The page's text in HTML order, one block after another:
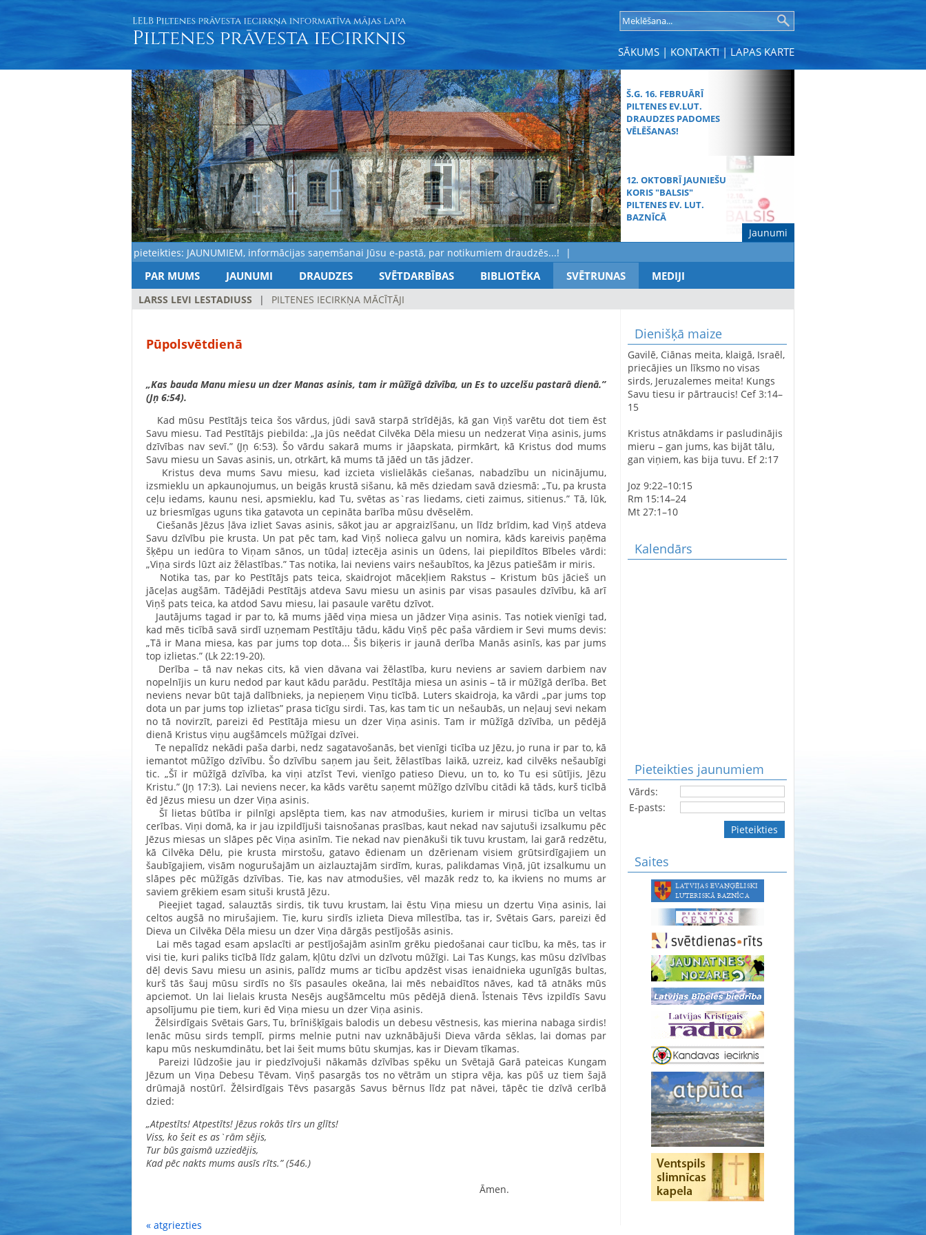
SĀKUMS | KONTAKTI| LAPAS KARTE
Š.G. 16. FEBRUĀRĪ
PILTENES EV.LUT.
DRAUDZES PADOMES
VĒLĒŠANAS!
12. OKTOBRĪ JAUNIEŠU
KORIS "BALSIS"
PILTENES EV. LUT.
BAZNĪCĀ
MŪŽĪBAS SVĒTDIENAS
DIEVKALPOJUMS
LATVIJAS SIMTGADEI
VELTĪTS
DIEVKALPOJUMS
SPĀRES BAZNĪCĀ
SPĀRES EVAŅĢĒLISKI
LUTERISKAJAI BAZNĪCAI
360
AVE MARIS STELLA
Jaunumi
Aicinām pieteikties: JAUNUMIEM, informācijas saņemšanai Jūsu e-pastā, par notikumiem draudzēs...!
PAR MUMS JAUNUMI DRAUDZES SVĒTDARBĪBAS BIBLIOTĒKA SVĒTRUNAS MEDIJI
LARSS LEVI LESTADIUSS | PILTENES IECIRKŅA MĀCĪTĀJI
Pūpolsvētdienā
„Kas bauda Manu miesu un dzer Manas asinis, tam ir mūžīgā dzīvība, un Es to uzcelšu pastarā dienā.”
(Jņ 6:54).
Kad mūsu Pestītājs teica šos vārdus, jūdi savā starpā strīdējās, kā gan Viņš varētu dot tiem ēst
Savu miesu. Tad Pestītājs piebilda: „Ja jūs neēdat Cilvēka Dēla miesu un nedzerat Viņa asinis, jums
dzīvības nav sevī.” (Jņ 6:53). Šo vārdu sakarā mums ir jāapskata, pirmkārt, kā Kristus dod mums
Savu miesu un Savas asinis, un, otrkārt, kā mums tā jāēd un tās jādzer.
Kristus deva mums Savu miesu, kad izcieta vislielākās ciešanas, nabadzību un nicinājumu,
izsmieklu un apkaunojumus, un beigās krustā sišanu, kā mēs dziedam savā dziesmā: „Tu, pa krusta
ceļu iedams, kaunu nesi, apsmieklu, kad Tu, svētas as`ras liedams, cieti zaimus, sitienus.” Tā, lūk,
uz briesmīgas uguns tika gatavota un cepināta barība mūsu dvēselēm.
Ciešanās Jēzus ļāva izliet Savas asinis, sākot jau ar apgraizīšanu, un līdz brīdim, kad Viņš atdeva
Savu dzīvību pie krusta. Un pat pēc tam, kad Viņš nolieca galvu un nomira, kāds kareivis paņēma
šķēpu un iedūra to Viņam sānos, un tūdaļ iztecēja asinis un ūdens, lai piepildītos Bībeles vārdi:
„Viņa sirds lūzt aiz žēlastības.” Tas notika, lai neviens vairs nešaubītos, ka Jēzus patiešām ir miris.
Notika tas, par ko Pestītājs pats teica, skaidrojot mācekļiem Rakstus – Kristum būs jācieš un
jāceļas augšām. Tādējādi Pestītājs atdeva Savu miesu un asinis par visas pasaules dzīvību, kā arī
Viņš pats teica, ka atdod Savu miesu, lai pasaule varētu dzīvot.
Jautājums tagad ir par to, kā mums jāēd viņa miesa un jādzer Viņa asinis. Tas notiek vienīgi tad,
kad mēs ticībā savā sirdī uzņemam Pestītāju tādu, kādu Viņš pēc paša vārdiem ir Sevi mums devis:
„Tā ir Mana miesa, kas par jums top dota... Šis biķeris ir jaunā derība Manās asinīs, kas par jums
top izlietas.” (Lk 22:19-20).
Derība – tā nav nekas cits, kā vien dāvana vai žēlastība, kuru neviens ar saviem darbiem nav
nopelnījis un kuru nedod par kaut kādu parādu. Pestītāja miesa un asinis – tā ir mūžīgā derība. Bet
neviens nevar būt tajā dalībnieks, ja nepieņem Viņu ticībā. Luters skaidroja, ka vārdi „par jums top
dota un par jums top izlietas” prasa ticīgu sirdi. Tas, kas tam tic un nešaubās, un neļauj sevi nekam
no tā novirzīt, pareizi ēd Pestītāja miesu un dzer Viņa asinis. Tam ir mūžīgā dzīvība, un pēdējā
dienā Kristus viņu augšāmcels mūžīgai dzīvei.
Te nepalīdz nekādi paša darbi, nedz sagatavošanās, bet vienīgi ticība uz Jēzu, jo runa ir par to, kā
iemantot mūžīgo dzīvību. Šo dzīvību saņem jau šeit, žēlastības laikā, uzreiz, kad cilvēks nešaubīgi
tic. „Šī ir mūžīgā dzīvība, ka viņi atzīst Tevi, vienīgo patieso Dievu, un to, ko Tu esi sūtījis, Jēzu
Kristu.” (Jņ 17:3). Lai neviens necer, ka kāds varētu saņemt mūžīgo dzīvību citādi kā tāds, kurš ticībā
ēd Jēzus miesu un dzer Viņa asinis.
Šī lietas būtība ir pilnīgi apslēpta tiem, kas nav atmodušies, kuriem ir mirusi ticība un veltas
cerības. Viņi domā, ka ir jau izpildījuši taisnošanas prasības, kaut nekad nav sajutuši izsalkumu pēc
Jēzus miesas un slāpes pēc Viņa asinīm. Tie nekad nav pienākuši tik tuvu krustam, lai garā redzētu,
kā Cilvēka Dēlu, pie krusta mirstošu, gatavo ēdienam un dzērienam visiem grūtsirdīgajiem un
šaubīgajiem, visām nogurušajām un aizlauztajām sirdīm, kuras, palikdamas Viņā, jūt izsalkumu un
slāpes pēc mūžīgās dzīvības. Tie, kas nav atmodušies, vēl mazāk redz to, ka ikviens no mums ar
saviem grēkiem esam situši krustā Jēzu.
Pieejiet tagad, salauztās sirdis, tik tuvu krustam, lai ēstu Viņa miesu un dzertu Viņa asinis, lai
celtos augšā no mirušajiem. Tie, kuru sirdīs izlieta Dieva mīlestība, tas ir, Svētais Gars, pareizi ēd
Dieva un Cilvēka Dēla miesu un dzer Viņa dārgās pestījošās asinis.
Lai mēs tagad esam apslacīti ar pestījošajām asinīm grēku piedošanai caur ticību, ka mēs, tas ir
visi tie, kuri paliks ticībā līdz galam, kļūtu dzīvi un dzīvotu mūžīgi. Lai Tas Kungs, kas mūsu dzīvības
dēļ devis Savu miesu un asinis, palīdz mums ar ticību apdzēst visas ienaidnieka ugunīgās bultas,
kurš tās šauj mūsu sirdīs no šīs pasaules okeāna, lai mēs nebaidītos nāves, kad tā atnāks mūs
apciemot. Un lai lielais krusta Nesējs augšāmceltu mūs pēdējā dienā. Īstenais Tēvs izpildīs Savu
apsolījumu pie tiem, kuri ēd Viņa miesu un dzer Viņa asinis.
Žēlsirdīgais Svētais Gars, Tu, brīnišķīgais balodis un debesu vēstnesis, kas mierina nabaga sirdis!
Ienāc mūsu sirds templī, pirms melnie putni nav uzknābājuši Dieva vārda sēklas, lai domas par
kapu mūs neskumdinātu, bet lai šeit mums būtu skumjas, kas ir Dievam tīkamas.
Pareizi lūdzošie jau ir piedzīvojuši nākamās dzīvības spēku un Svētajā Garā pateicas Kungam
Jēzum un Viņa Debesu Tēvam. Viņš pasargās tos no vētrām un stipra vēja, kas pūš uz tiem šajā
drūmajā nostūrī. Žēlsirdīgais Tēvs pasargās Savus bērnus līdz pat nāvei, tāpēc tie dzīvā cerībā
dzied:
„Atpestīts! Atpestīts! Jēzus rokās tīrs un glīts!
Viss, ko šeit es as`rām sējis,
Tur būs gaismā uzziedējis,
Kad pēc nakts mums ausīs rīts.” (546.)
Āmen.
« atgriezties
Dienišķā maize
Gavilē, Ciānas meita, klaigā, Israēl,
priecājies un līksmo no visas
sirds, Jeruzalemes meita! Kungs
Savu tiesu ir pārtraucis! Cef 3:14–
15
Kristus atnākdams ir pasludinājis
mieru – gan jums, kas bijāt tālu,
gan viņiem, kas bija tuvu. Ef 2:17
Joz 9:22–10:15
Rm 15:14–24
Mt 27:1–10
Kalendārs
Pieteikties jaunumiem
Vārds:
E-pasts:
Pieteikties
Saites